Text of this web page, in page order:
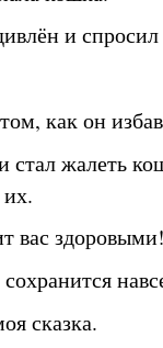
и спросил
как он
стал жалеть
вас
сказка.